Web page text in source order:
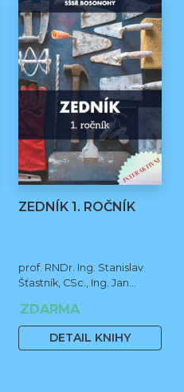
ZEDNÍK 1. ROČNÍK
prof. RNDr. Ing. Stanislav
Šťastník, CSc., Ing. Jan
Stehno
ZDARMA
DETAIL KNIHY